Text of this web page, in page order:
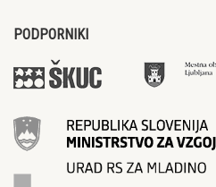
PODPORNIKI